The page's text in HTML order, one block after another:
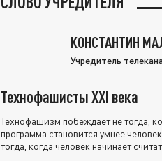
КОНСТАНТИН
Учредитель
Технофашисты XXI века
Технофашизм побеждает не тогда,
программа становится умнее
тогда, когда человек начинает